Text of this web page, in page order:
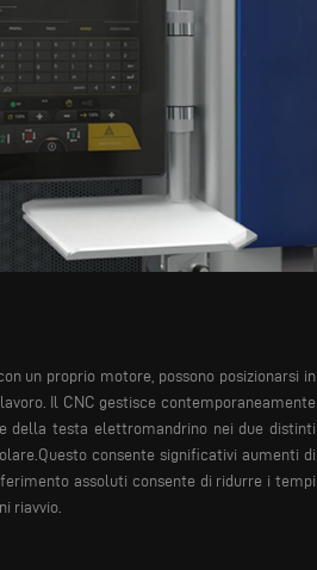
un proprio motore, possono posizionarsi in
Il CNC gestisce contemporaneamente
della testa elettromandrino nei due distinti
consente significativi aumenti di
assoluti consente di ridurre i tempi
riavvio.